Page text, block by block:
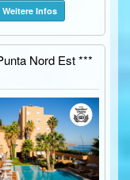
Weitere Infos
Nord Est ***